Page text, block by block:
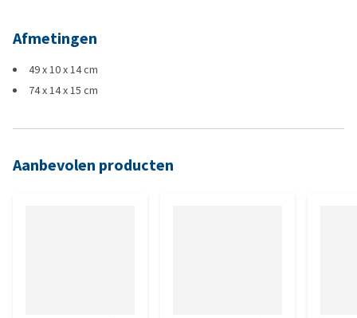
Afmetingen
49 x 10 x 14 cm
74 x 14 x 15 cm
Aanbevolen producten